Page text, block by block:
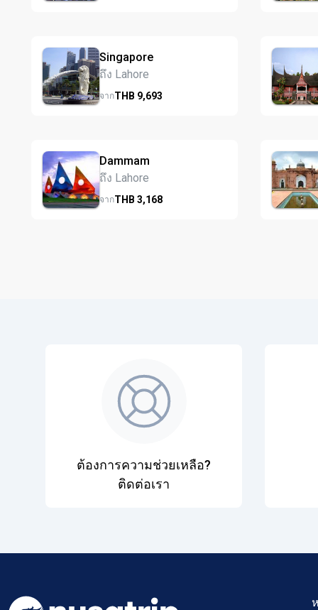
Singapore
ถึง Lahore
จากTHB 9,693
Dammam
ถึง Lahore
จากTHB 3,168
ต้องการความช่วยเหลือ?
ติดต่อเรา